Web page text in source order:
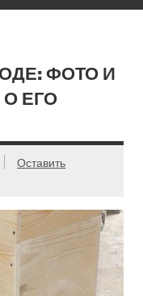
ФОТО И
ЕГО
Оставить